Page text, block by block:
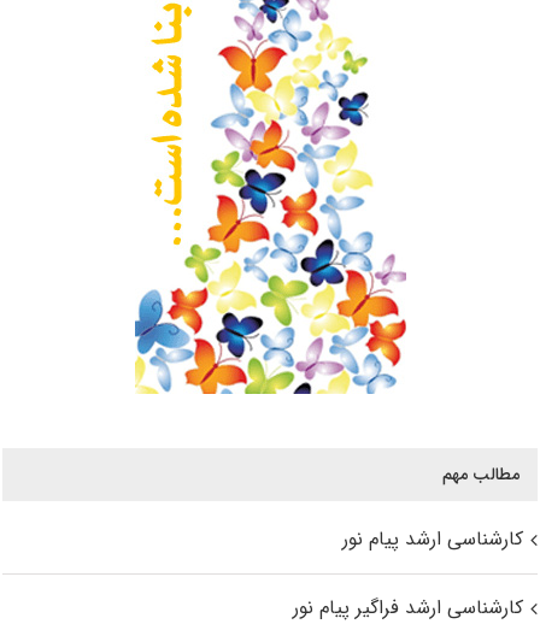
مطالب مهم
کارشناسی ارشد پیام نور
کارشناسی ارشد فراگیر پیام نور